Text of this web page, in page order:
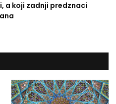
a koji zadnji predznaci